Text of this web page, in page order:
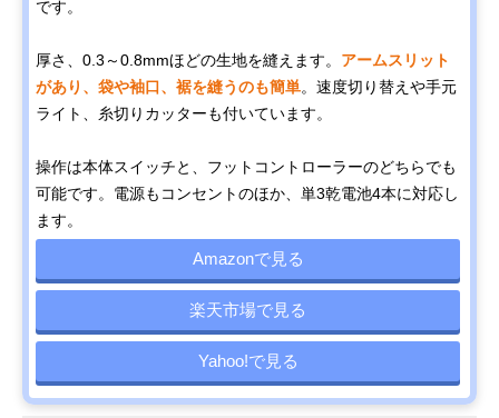
です。
厚さ、0.3～0.8mmほどの生地を縫えます。 アームスリット
があり、袋や袖口、裾を縫うのも簡単。速度切り替えや手元
ライト、糸切りカッターも付いています。
操作は本体スイッチと、フットコントローラーのどちらでも
可能です。電源もコンセントのほか、単3乾電池4本に対応し
ます。
Amazonで見る
楽天市場で見る
Yahoo!で見る